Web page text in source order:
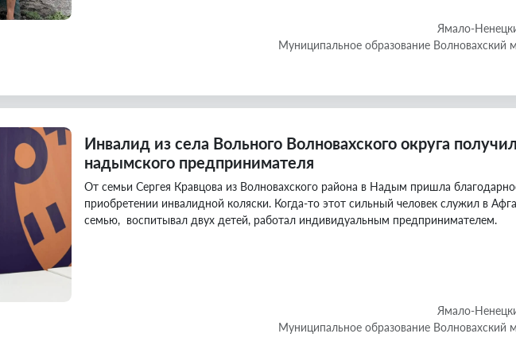
Ямало-
Муниципальное образование Волновахский
Инвалид из села Вольного Волновахского округа
надымского предпринимателя
От семьи Сергея Кравцова из Волновахского района в Надым пришла
приобретении инвалидной коляски. Когда-то этот сильный человек служил в
семью, воспитывал двух детей, работал индивидуальным предпринимателем.
Ямало-
Муниципальное образование Волновахский